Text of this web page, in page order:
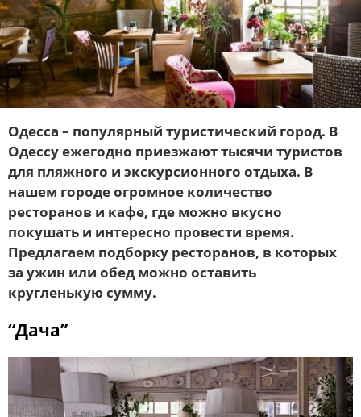
Одесса – популярный туристический город. В
Одессу ежегодно приезжают тысячи туристов
для пляжного и экскурсионного отдыха. В
нашем городе огромное количество
ресторанов и кафе, где можно вкусно
покушать и интересно провести время.
Предлагаем подборку ресторанов, в которых
за ужин или обед можно оставить
кругленькую сумму.
“Дача”